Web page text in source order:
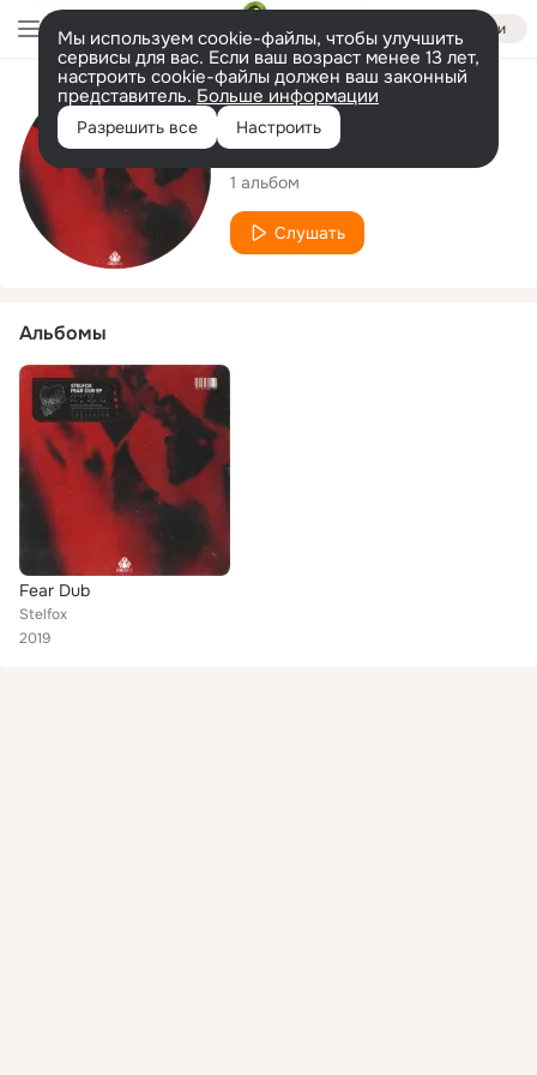
Войти
Мы используем cookie-файлы, чтобы улучшить
сервисы для вас. Если ваш возраст менее 13 лет,
настроить cookie-файлы должен ваш законный
представитель. Больше информации
Разрешить все Настроить
Исполнитель
Stelfox
1 альбом
Слушать
Альбомы
Fear Dub
Stelfox
2019